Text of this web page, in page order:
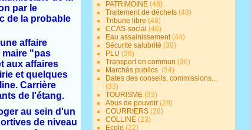
par le
de la probable
affaire
maire "pas
aux affaires
et quelques
Carrière
de l'étang.
au sein d'un
de niveau
PATRIMOINE (48)
Traitement de déchets (48)
Tribune libre (48)
CCAS-social (46)
Eau assainissement(44)
Sécurité salubrité (39)
PLU (38)
Transport en commun (36)
Marchés publics. (34)
Dates des conseils, commissions...
(33)
TOURISME (33)
Abus de pouvoir (28)
COURRIERS (26)
COLLINE (23)
Ecole (22)